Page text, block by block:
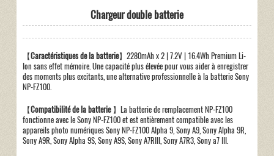
Chargeur double batterie
【Caractéristiques de la batterie】2280mAh x 2 | 7.2V | 16.4Wh Premium Li-
Ion sans effet mémoire. Une capacité plus élevée pour vous aider à enregistrer
des moments plus excitants, une alternative professionnelle à la batterie Sony
NP-FZ100.
【Compatibilité de la batterie】La batterie de remplacement NP-FZ100
fonctionne avec le Sony NP-FZ100 et est entièrement compatible avec les
appareils photo numériques Sony NP-FZ100 Alpha 9, Sony A9, Sony Alpha 9R,
Sony A9R, Sony Alpha 9S, Sony A9S, Sony A7RIII, Sony A7R3, Sony a7 III.